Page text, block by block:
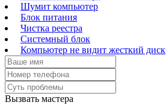
Шумит компьютер
Блок питания
Чистка реестра
Системный блок
Компьютер не видит жесткий диск
Вызвать мастера